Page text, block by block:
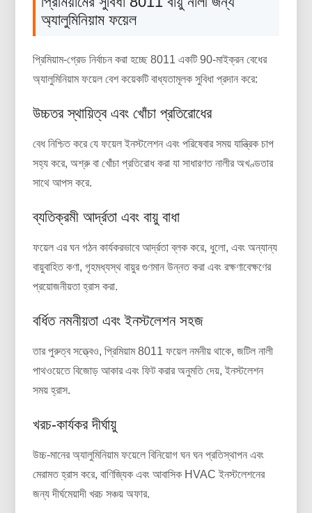
অ্যালুমিনিয়াম ফয়েল
প্রিমিয়াম-গ্রেড নির্বাচন করা হচ্ছে 8011 একটি 90-মাইক্রন বেধের
অ্যালুমিনিয়াম ফয়েল বেশ কয়েকটি বাধ্যতামূলক সুবিধা প্রদান করে:
উচ্চতর স্থায়িত্ব এবং খোঁচা প্রতিরোধের
বেধ নিশ্চিত করে যে ফয়েল ইনস্টলেশন এবং পরিষেবার সময় যান্ত্রিক চাপ
সহ্য করে, অশ্রু বা খোঁচা প্রতিরোধ করা যা সাধারণত নালীর অখণ্ডতার
সাথে আপস করে.
ব্যতিক্রমী আর্দ্রতা এবং বায়ু বাধা
ফয়েল এর ঘন গঠন কার্যকরভাবে আর্দ্রতা ব্লক করে, ধুলো, এবং অন্যান্য
বায়ুবাহিত কণা, গৃহমধ্যস্থ বায়ুর গুণমান উন্নত করা এবং রক্ষণাবেক্ষণের
প্রয়োজনীয়তা হ্রাস করা.
বর্ধিত নমনীয়তা এবং ইনস্টলেশন সহজ
তার পুরুত্ব সত্ত্বেও, প্রিমিয়াম 8011 ফয়েল নমনীয় থাকে, জটিল নালী
পাথওয়েতে বিজোড় আকার এবং ফিট করার অনুমতি দেয়, ইনস্টলেশন
সময় হ্রাস.
খরচ-কার্যকর দীর্ঘায়ু
উচ্চ-মানের অ্যালুমিনিয়াম ফয়েলে বিনিয়োগ ঘন ঘন প্রতিস্থাপন এবং
মেরামত হ্রাস করে, বাণিজ্যিক এবং আবাসিক HVAC ইনস্টলেশনের
জন্য দীর্ঘমেয়াদী খরচ সঞ্চয় অফার.